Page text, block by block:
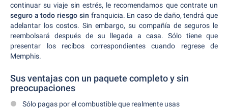
continuar su viaje sin estrés, le recomendamos que contrate un
seguro a todo riesgo sin franquicia. En caso de daño, tendrá que
adelantar los costos. Sin embargo, su compañía de seguros le
reembolsará después de su llegada a casa. Sólo tiene que
presentar los recibos correspondientes cuando regrese de
Memphis.
Sus ventajas con un paquete completo y sin
preocupaciones
Sólo pagas por el combustible que realmente usas